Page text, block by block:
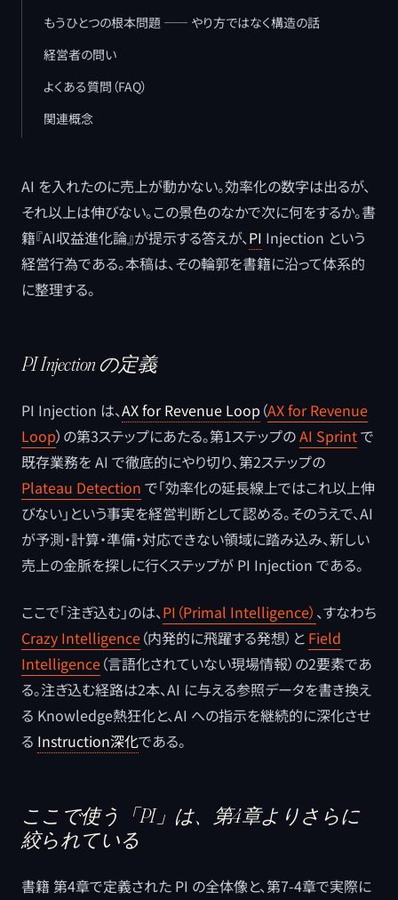
もうひとつの根本問題 ―― やり方ではなく構造の話
経営者の問い
よくある質問（FAQ）
関連概念
AI を入れたのに売上が動かない。効率化の数字は出るが、
それ以上は伸びない。この景色のなかで次に何をするか。書
籍『AI収益進化論』が提示する答えが、PI Injection という
経営行為である。本稿は、その輪郭を書籍に沿って体系的
に整理する。
PI Injection の定義
PI Injection は、AX for Revenue Loop （AX for Revenue
Loop）の第3ステップにあたる。第1ステップのAI Sprintで
既存業務を AI で徹底的にやり切り、第2ステップの
Plateau Detection で「効率化の延長線上ではこれ以上伸
びない」という事実を経営判断として認める。そのうえで、AI
が予測・計算・準備・対応できない領域に踏み込み、新しい
売上の金脈を探しに行くステップが PI Injection である。
ここで「注ぎ込む」のは、PI（Primal Intelligence） 、すなわち
Crazy Intelligence（内発的に飛躍する発想）と Field
Intelligence（言語化されていない現場情報）の2要素であ
る。注ぎ込む経路は2本、AI に与える参照データを書き換え
る Knowledge熱狂化と、AI への指示を継続的に深化させ
る Instruction深化である。
ここで使う「PI」は、第4章よりさらに
絞られている
書籍 第4章で定義された PI の全体像と、第7-4章で実際に